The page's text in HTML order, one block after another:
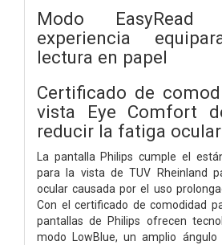
Modo
experiencia
lectura en papel
Certificado de
vista Eye Comfort
reducir la fatiga ocular
La pantalla Philips cumple el
para la vista de TUV Rheinland
ocular causada por el uso
Con el certificado de comodidad
pantallas de Philips ofrecen
modo LowBlue, un amplio